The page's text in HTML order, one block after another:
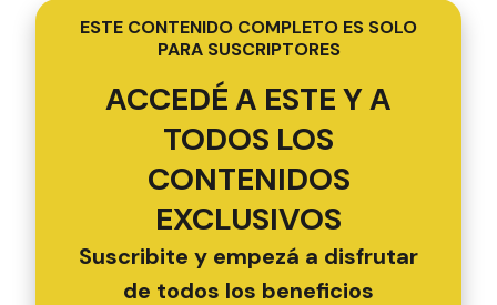
ESTE CONTENIDO COMPLETO ES SOLO
PARA SUSCRIPTORES
ACCEDÉ A ESTE Y A
TODOS LOS
CONTENIDOS
EXCLUSIVOS
Suscribite y empezá a disfrutar
de todos los beneficios